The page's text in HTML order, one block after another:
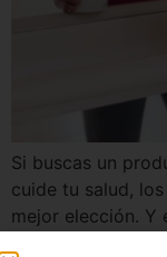
Si buscas un
cuide tu salud,
mejor elección. Y